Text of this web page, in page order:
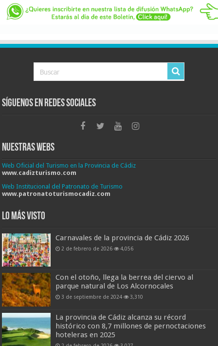
Síguenos en Redes Sociales
Nuestras Webs
Web Oficial del Turismo en la Provincia de Cádiz
www.cadizturismo.com
Web Institucional del Patronato de Turismo
www.patronatoturismocadiz.com
Lo más visto
Carnavales de la provincia de Cádiz 2026
2 de febrero de 2026 4,056
Con el otoño, llega la berrea del ciervo al
parque natural de Los Alcornocales
3 de septiembre de 2024 3,310
La provincia de Cádiz alcanza su récord
histórico con 8,7 millones de pernoctaciones
hoteleras en 2025